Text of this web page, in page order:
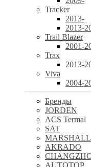
Tracker
2013-
2013-
Trail Blazer
2001-
Trax
2013-
Viva
2004-
Бренды
JORDEN
ACS Termal
SAT
MARSHALL
AKRADO
AUTOTOP